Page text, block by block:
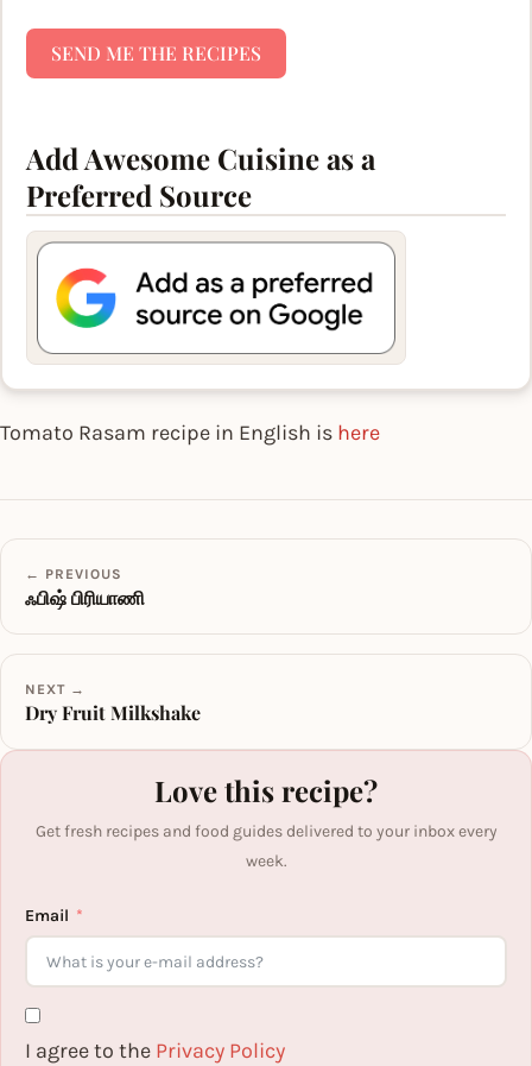
SEND ME THE RECIPES
Add Awesome Cuisine as a
Preferred Source
Tomato Rasam recipe in English is here
← PREVIOUS
ஃபிஷ் பிரியாணி
NEXT →
Dry Fruit Milkshake
Love this recipe?
Get fresh recipes and food guides delivered to your inbox every
week.
Email
I agree to the Privacy Policy